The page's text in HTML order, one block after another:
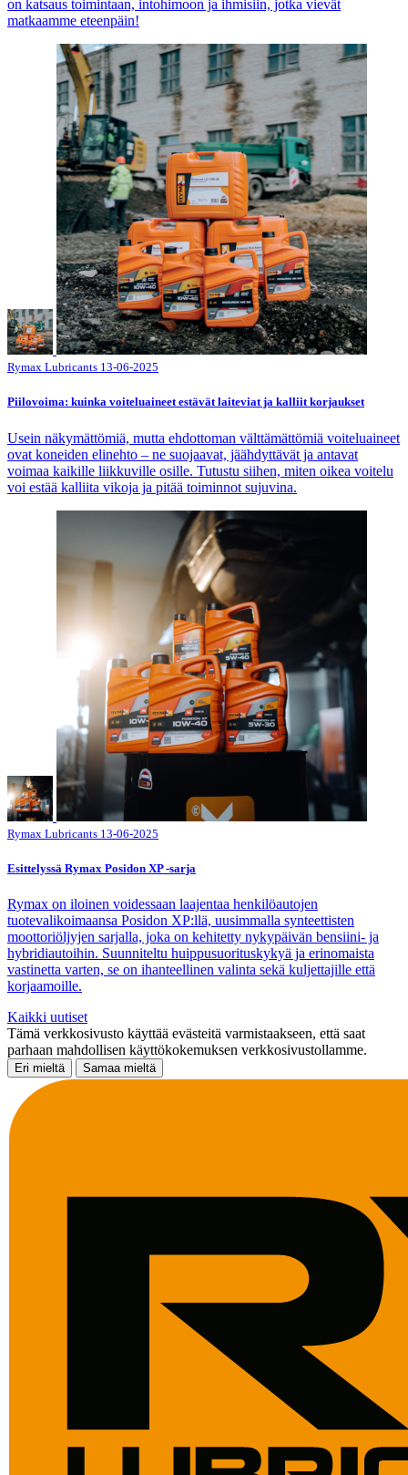
on katsaus toimintaan, intohimoon ja ihmisiin, jotka vievät
matkaamme eteenpäin!
Rymax Lubricants 13-06-2025
Piilovoima: kuinka voiteluaineet estävät laiteviat ja kalliit korjaukset
Usein näkymättömiä, mutta ehdottoman välttämättömiä voiteluaineet
ovat koneiden elinehto – ne suojaavat, jäähdyttävät ja antavat
voimaa kaikille liikkuville osille. Tutustu siihen, miten oikea voitelu
voi estää kalliita vikoja ja pitää toiminnot sujuvina.
Rymax Lubricants 13-06-2025
Esittelyssä Rymax Posidon XP -sarja
Rymax on iloinen voidessaan laajentaa henkilöautojen
tuotevalikoimaansa Posidon XP:llä, uusimmalla synteettisten
moottoriöljyjen sarjalla, joka on kehitetty nykypäivän bensiini- ja
hybridiautoihin. Suunniteltu huippusuorituskykyä ja erinomaista
vastinetta varten, se on ihanteellinen valinta sekä kuljettajille että
korjaamoille.
Kaikki uutiset
Tämä verkkosivusto käyttää evästeitä varmistaakseen, että saat
parhaan mahdollisen käyttökokemuksen verkkosivustollamme.
Eri mieltä Samaa mieltä